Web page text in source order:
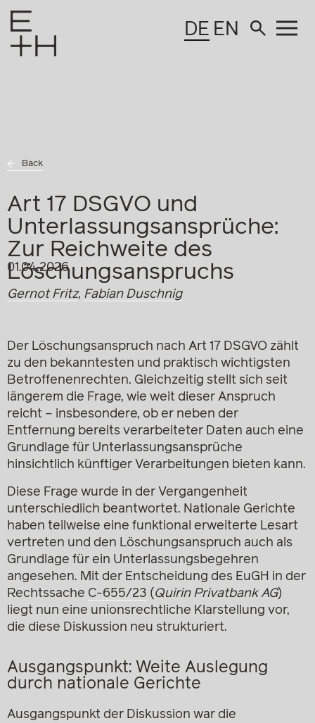
DE EN
Back
Art 17 DSGVO und
Unterlassungsansprüche:
Zur Reichweite des
Löschungsanspruchs
01.04.2026
Gernot Fritz, Fabian Duschnig
Der Löschungsanspruch nach Art 17 DSGVO zählt
zu den bekanntesten und praktisch wichtigsten
Betroffenenrechten. Gleichzeitig stellt sich seit
längerem die Frage, wie weit dieser Anspruch
reicht – insbesondere, ob er neben der
Entfernung bereits verarbeiteter Daten auch eine
Grundlage für Unterlassungsansprüche
hinsichtlich künftiger Verarbeitungen bieten kann.
Diese Frage wurde in der Vergangenheit
unterschiedlich beantwortet. Nationale Gerichte
haben teilweise eine funktional erweiterte Lesart
vertreten und den Löschungsanspruch auch als
Grundlage für ein Unterlassungsbegehren
angesehen. Mit der Entscheidung des EuGH in der
Rechtssache C-655/23 (Quirin Privatbank AG)
liegt nun eine unionsrechtliche Klarstellung vor,
die diese Diskussion neu strukturiert.
Ausgangspunkt: Weite Auslegung
durch nationale Gerichte
Ausgangspunkt der Diskussion war die